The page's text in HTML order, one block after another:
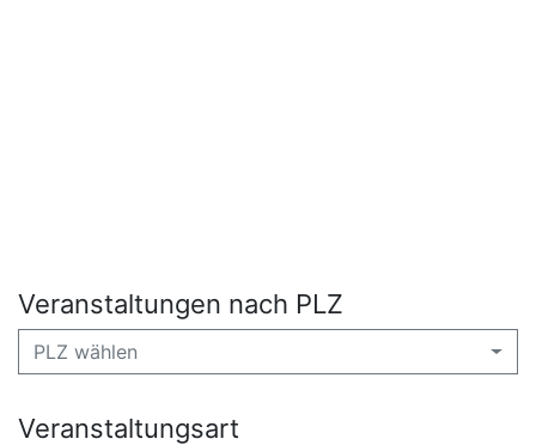
Veranstaltungen nach PLZ
PLZ wählen
Veranstaltungsart